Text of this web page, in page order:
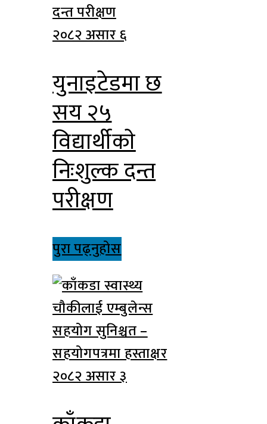
२०८२ असार ६
युनाइटेडमा छ
सय २५
विद्यार्थीकाे
निःशुल्क दन्त
परीक्षण
पुरा पढ्नुहोस
२०८२ असार ३